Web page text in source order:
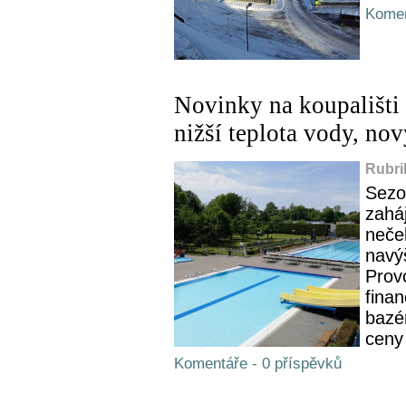
Novinky na koupališti
nižší teplota vody,
Komentáře - 0 příspěvků